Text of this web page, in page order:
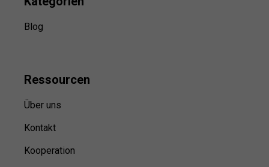
Blog
Ressourcen
Über uns
Kontakt
Kooperation